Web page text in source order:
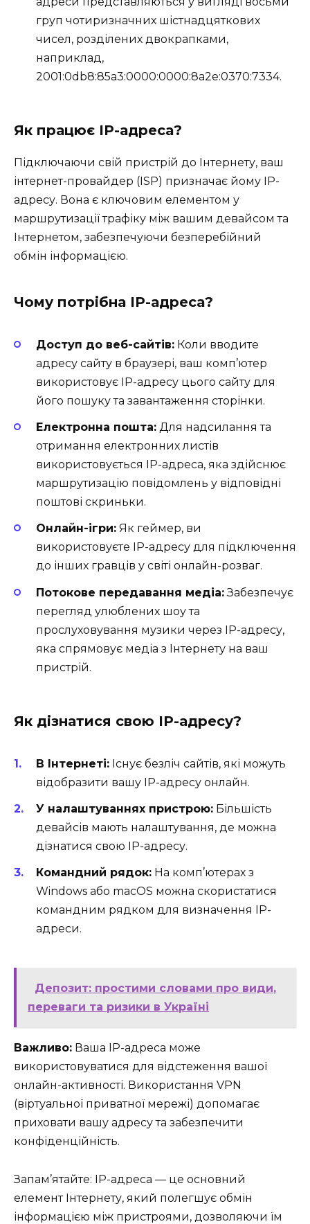
груп чотиризначних шістнадцяткових
чисел, розділених двокрапками,
наприклад,
2001:0db8:85a3:0000:0000:8a2e:0370:7334.
Як працює IP-адреса?
Підключаючи свій пристрій до Інтернету, ваш
інтернет-провайдер (ISP) призначає йому IP-
адресу. Вона є ключовим елементом у
маршрутизації трафіку між вашим девайсом та
Інтернетом, забезпечуючи безперебійний
обмін інформацією.
Чому потрібна IP-адреса?
Доступ до веб-сайтів: Коли вводите
адресу сайту в браузері, ваш комп’ютер
використовує IP-адресу цього сайту для
його пошуку та завантаження сторінки.
Електронна пошта: Для надсилання та
отримання електронних листів
використовується IP-адреса, яка здійснює
маршрутизацію повідомлень у відповідні
поштові скриньки.
Онлайн-ігри: Як геймер, ви
використовуєте IP-адресу для підключення
до інших гравців у світі онлайн-розваг.
Потокове передавання медіа:Забезпечує
перегляд улюблених шоу та
прослуховування музики через IP-адресу,
яка спрямовує медіа з Інтернету на ваш
пристрій.
Як дізнатися свою IP-адресу?
В Інтернеті: Існує безліч сайтів, які можуть
відобразити вашу IP-адресу онлайн.
У налаштуваннях пристрою: Більшість
девайсів мають налаштування, де можна
дізнатися свою IP-адресу.
Командний рядок: На комп’ютерах з
Windows або macOS можна скористатися
командним рядком для визначення IP-
адреси.
Депозит: простими словами про види,
переваги та ризики в Україні
Важливо: Ваша IP-адреса може
використовуватися для відстеження вашої
онлайн-активності. Використання VPN
(віртуальної приватної мережі) допомагає
приховати вашу адресу та забезпечити
конфіденційність.
Запам’ятайте: IP-адреса — це основний
елемент Інтернету, який полегшує обмін
інформацією між пристроями, дозволяючи їм